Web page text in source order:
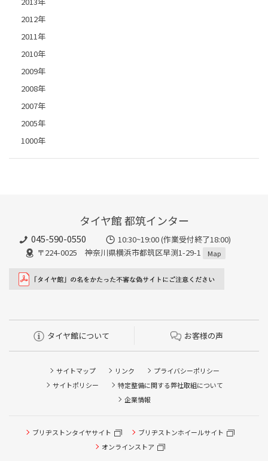
2012年
2011年
2010年
2009年
2008年
2007年
2005年
1000年
タイヤ館 都筑インター
045-590-0550
10:30~19:00 (作業受付終了18:00)
〒224-0025 神奈川県横浜市都筑区早渕1-29-1
Map
タイヤ館について お客様の声
サイトマップ リンク
プライバシーポリシー
サイトポリシー
特定整備に関する弊社取組について
企業情報
ブリヂストンタイヤサイト
ブリヂストンホイールサイト
オンラインストア
タイヤ点検・安全点検/タイヤ履き替え/オイル交換/その他
ピット作業の予約